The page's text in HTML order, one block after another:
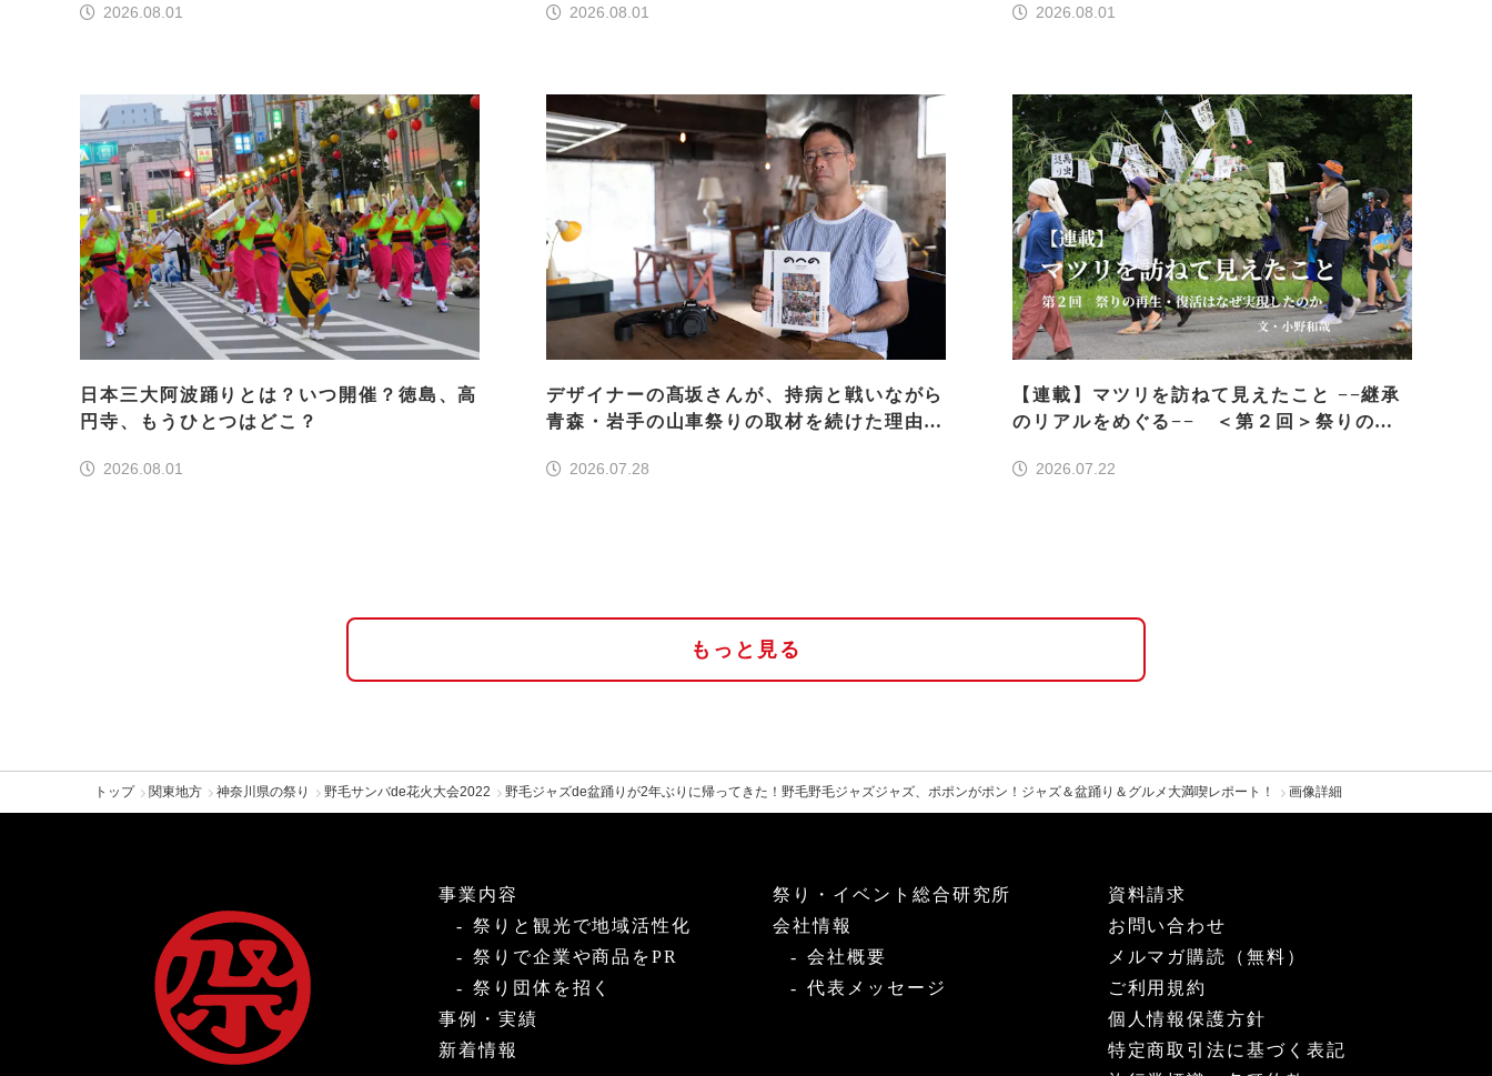
2026.08.01 2026.08.01 2026.08.01
日本三大阿波踊りとは？いつ開催？徳島、高
円寺、もうひとつはどこ？
2026.08.01
デザイナーの髙坂さんが、持病と戦いながら
青森・岩手の山車祭りの取材を続けた理由
2026.07.28
【連載】マツリを訪ねて見えたこと −−継承
のリアルをめぐる−− ＜第２回＞祭りの再
2026.07.22
もっと見る
トップ 関東地方 神奈川県の祭り 野毛サンバde花火大会2022 野毛ジャズde盆踊りが2年ぶりに帰ってきた！野毛野毛ジャズジャズ、ポポンがポン！ジャズ＆盆踊り＆グルメ大満喫レポート！ 画像詳細
事業内容
祭りと観光で地域活性化
祭りで企業や商品をPR
祭り団体を招く
事例・実績
新着情報
祭り・イベント総合研究所
会社情報
会社概要
代表メッセージ
資料請求
お問い合わせ
メルマガ購読（無料）
ご利用規約
個人情報保護方針
特定商取引法に基づく表記